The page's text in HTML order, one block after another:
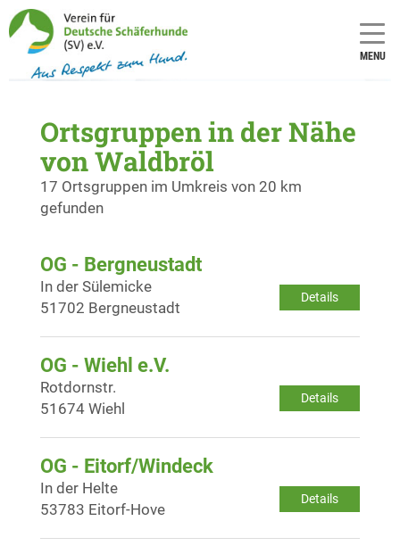
MENU
Ortsgruppen in der Nähe
von Waldbröl
17 Ortsgruppen im Umkreis von 20 km
gefunden
OG - Bergneustadt
Details
In der Sülemicke
51702 Bergneustadt
OG - Wiehl e.V.
Details
Rotdornstr.
51674 Wiehl
OG - Eitorf/Windeck
Details
In der Helte
53783 Eitorf-Hove